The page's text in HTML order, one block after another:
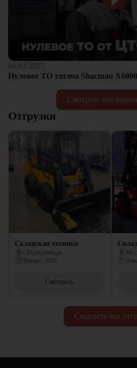
Смотреть все
06.03.2025
Нулевое ТО тягача Shacman
Смотреть все
Отгрузки
Складская техника
г Екатеринбург
Январь, 2026
Смотреть